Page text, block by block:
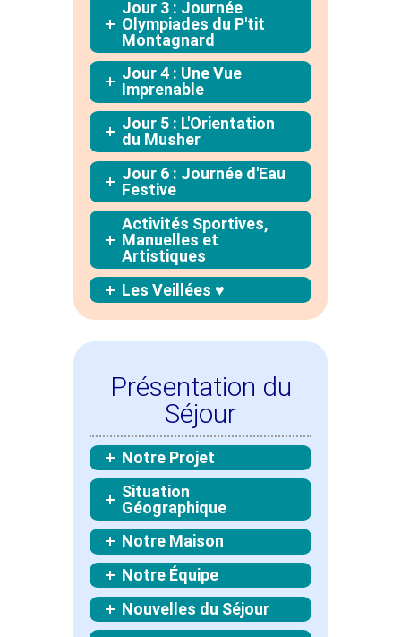
Jour 3 : Journée
Olympiades du P'tit
Montagnard
Jour 4 : Une Vue
Imprenable
Jour 5 : L'Orientation
du Musher
Jour 6 : Journée d'Eau
Festive
Activités Sportives,
Manuelles et
Artistiques
Les Veillées ♥
Présentation du
Séjour
Notre Projet
Situation
Géographique
Notre Maison
Notre Équipe
Nouvelles du Séjour